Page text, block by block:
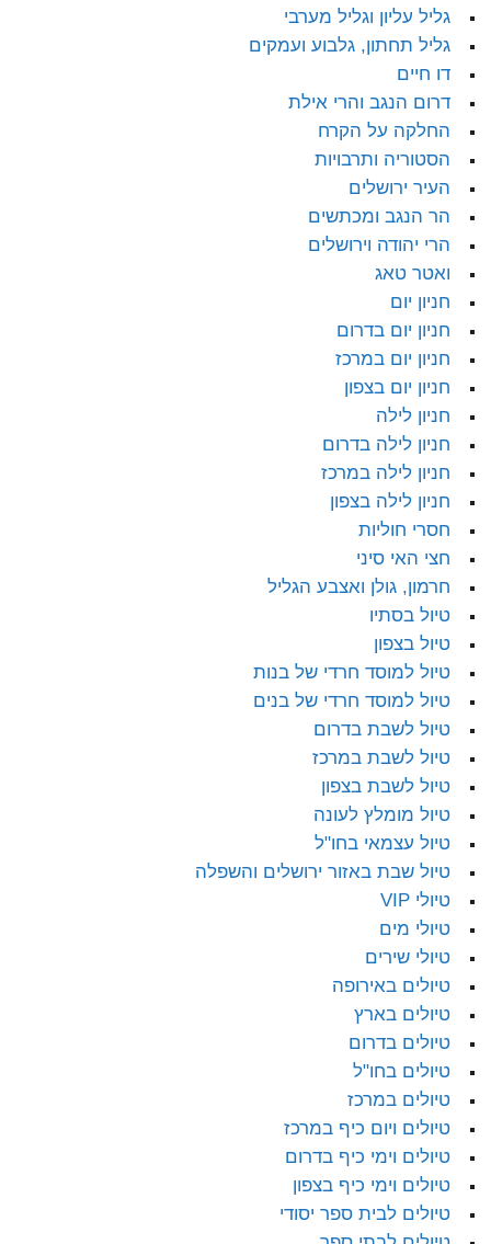
גליל עליון וגליל מערבי
גליל תחתון, גלבוע ועמקים
דו חיים
דרום הנגב והרי אילת
החלקה על הקרח
הסטוריה ותרבויות
העיר ירושלים
הר הנגב ומכתשים
הרי יהודה וירושלים
ואטר טאג
חניון יום
חניון יום בדרום
חניון יום במרכז
חניון יום בצפון
חניון לילה
חניון לילה בדרום
חניון לילה במרכז
חניון לילה בצפון
חסרי חוליות
חצי האי סיני
חרמון, גולן ואצבע הגליל
טיול בסתיו
טיול בצפון
טיול למוסד חרדי של בנות
טיול למוסד חרדי של בנים
טיול לשבת בדרום
טיול לשבת במרכז
טיול לשבת בצפון
טיול מומלץ לעונה
טיול עצמאי בחו"ל
טיול שבת באזור ירושלים והשפלה
טיולי VIP
טיולי מים
טיולי שירים
טיולים באירופה
טיולים בארץ
טיולים בדרום
טיולים בחו"ל
טיולים במרכז
טיולים ויום כיף במרכז
טיולים וימי כיף בדרום
טיולים וימי כיף בצפון
טיולים לבית ספר יסודי